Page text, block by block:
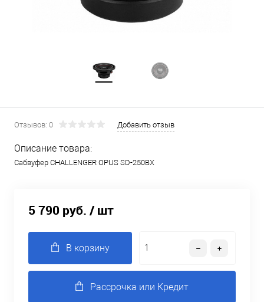
Отзывов: 0 Добавить отзыв
Описание товара:
Сабвуфер CHALLENGER OPUS SD-250BX
5 790 руб. / шт
В корзину
Рассрочка или Кредит